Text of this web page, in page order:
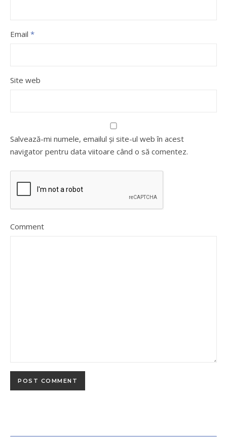
Email *
Site web
Salvează-mi numele, emailul și site-ul web în acest
navigator pentru data viitoare când o să comentez.
Comment